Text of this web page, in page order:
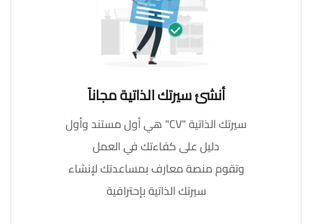
أنشئ سيرتك الذاتية مجاناً
سيرتك الذاتية "CV" هي أول مستند وأول
دليل على كفاءتك في العمل
وتقوم منصة معارف بمساعدتك لإنشاء
سيرتك الذاتية بإحترافية